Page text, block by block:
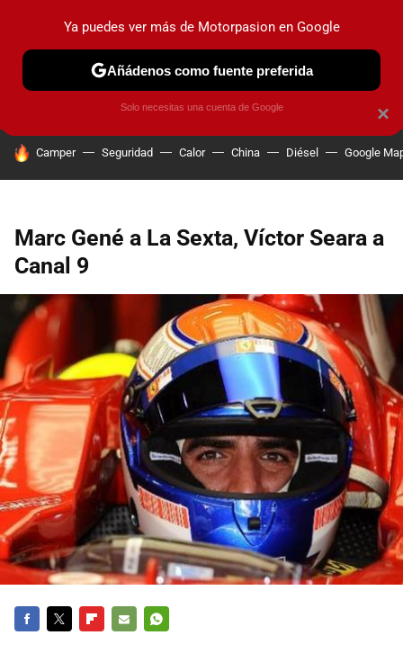
PRUEBAS COCHES ELÉCTRICOS OBSERVATORIO
HOY SE HABLA DE
Camper Seguridad Calor China Diésel Google
Marc Gené a La Sexta, Víctor Seara a
Canal 9
×
Ya puedes ver más de Motorpasion en Google
Añádenos como fuente preferida
Solo necesitas una cuenta de Google